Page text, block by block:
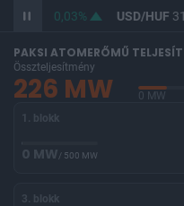
361,84 0,03% USD/HUF
PAKSI ATOMERŐMŰ
Összteljesítmény
226 MW 0 MW
1. blokk
0 MW/ 500 MW
3. blokk